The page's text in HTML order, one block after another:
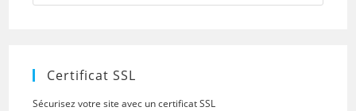
to
Certificat SSL
Sécurisez votre site avec un certificat SSL